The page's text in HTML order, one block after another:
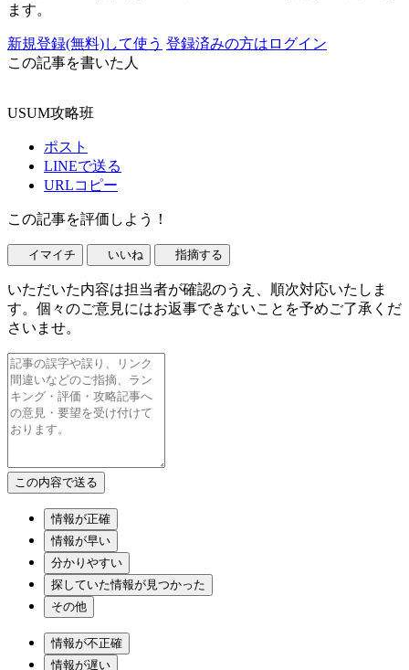
ます。
新規登録(無料)して使う 登録済みの方はログイン
この記事を書いた人
USUM攻略班
ポスト
LINEで送る
URLコピー
この記事を評価しよう！
イマイチ いいね 指摘する
いただいた内容は担当者が確認のうえ、順次対応いたしま
す。個々のご意見にはお返事できないことを予めご了承くだ
さいませ。
情報が正確
情報が早い
分かりやすい
探していた情報が見つかった
その他
情報が不正確
情報が遅い